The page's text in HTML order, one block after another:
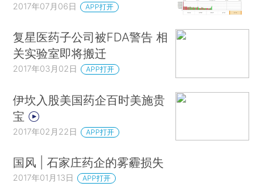
2017年07月06日 APP打开
复星医药子公司被FDA警告 相
关实验室即将搬迁
2017年03月02日 APP打开
伊坎入股美国药企百时美施贵
宝
2017年02月22日 APP打开
国风 | 石家庄药企的雾霾损失
2017年01月13日 APP打开